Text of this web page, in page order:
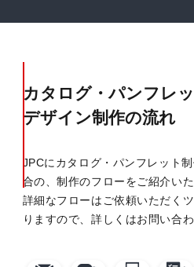
カタログ・パンフレ
デザイン制作の流れ
JPCにカタログ・パンフレット
合の、制作のフローをご紹介いた
詳細なフローはご依頼いただく
りますので、詳しくはお問い合わ